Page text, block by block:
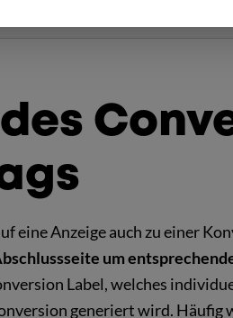
eine Anzeige auch zu einer
um
Label, welches
generiert wird. Häufig